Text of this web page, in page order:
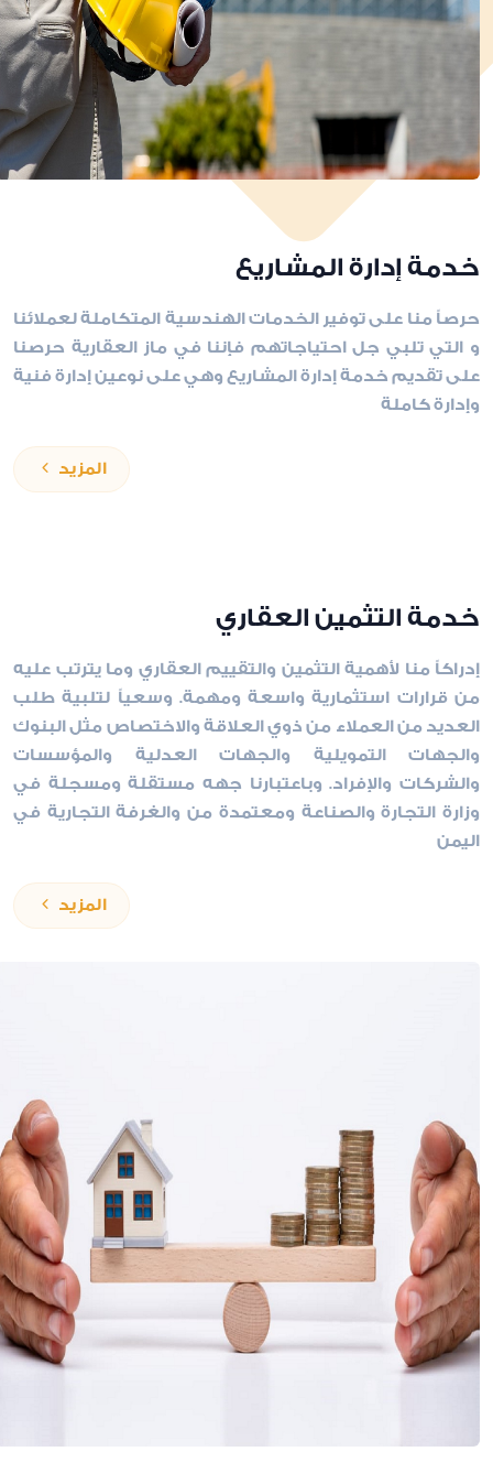
خدمة إدارة المشاريع
حرصاً منا على توفير الخدمات الهندسية المتكاملة لعملائنا
و التي تلبي جل احتياجاتهم فإننا في ماز العقارية حرصنا
على تقديم خدمة إدارة المشاريع وهي على نوعين إدارة فنية
وإدارة كاملة
المزيد
خدمة التثمين العقاري
إدراكاً منا لأهمية التثمين والتقييم العقاري وما يترتب عليه
من قرارات استثمارية واسعة ومهمة. وسعياً لتلبية طلب
العديد من العملاء من ذوي العلاقة والاختصاص مثل البنوك
والجهات التمويلية والجهات العدلية والمؤسسات
والشركات والإفراد. وباعتبارنا جهه مستقلة ومسجلة في
وزارة التجارة والصناعة ومعتمدة من والغرفة التجارية في
اليمن
المزيد